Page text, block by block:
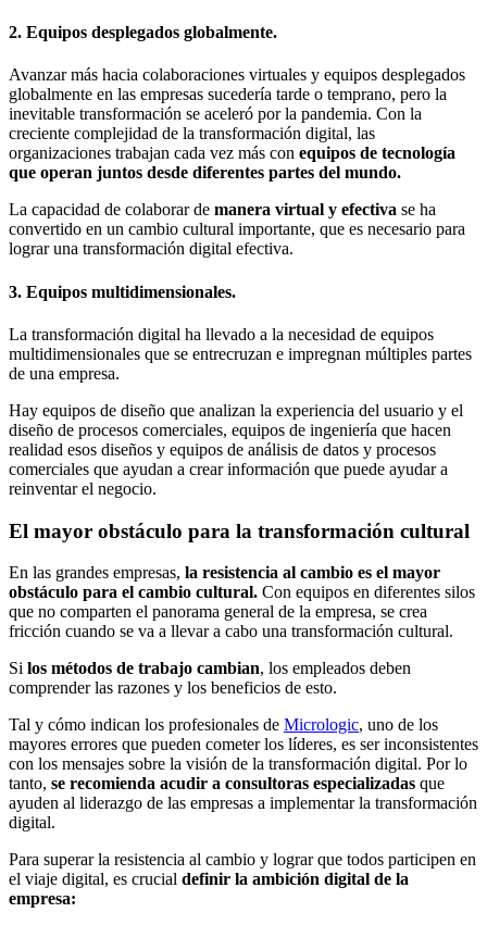
2. Equipos desplegados globalmente.
Avanzar más hacia colaboraciones virtuales y equipos desplegados
globalmente en las empresas sucedería tarde o temprano, pero la
inevitable transformación se aceleró por la pandemia. Con la
creciente complejidad de la transformación digital, las
organizaciones trabajan cada vez más con equipos de tecnología
que operan juntos desde diferentes partes del mundo.
La capacidad de colaborar de manera virtual y efectiva se ha
convertido en un cambio cultural importante, que es necesario para
lograr una transformación digital efectiva.
3. Equipos multidimensionales.
La transformación digital ha llevado a la necesidad de equipos
multidimensionales que se entrecruzan e impregnan múltiples partes
de una empresa.
Hay equipos de diseño que analizan la experiencia del usuario y el
diseño de procesos comerciales, equipos de ingeniería que hacen
realidad esos diseños y equipos de análisis de datos y procesos
comerciales que ayudan a crear información que puede ayudar a
reinventar el negocio.
El mayor obstáculo para la transformación cultural
En las grandes empresas, la resistencia al cambio es el mayor
obstáculo para el cambio cultural. Con equipos en diferentes silos
que no comparten el panorama general de la empresa, se crea
fricción cuando se va a llevar a cabo una transformación cultural.
Si los métodos de trabajo cambian, los empleados deben
comprender las razones y los beneficios de esto.
Tal y cómo indican los profesionales de Micrologic, uno de los
mayores errores que pueden cometer los líderes, es ser inconsistentes
con los mensajes sobre la visión de la transformación digital. Por lo
tanto, se recomienda acudir a consultoras especializadas que
ayuden al liderazgo de las empresas a implementar la transformación
digital.
Para superar la resistencia al cambio y lograr que todos participen en
el viaje digital, es crucial definir la ambición digital de la
empresa: